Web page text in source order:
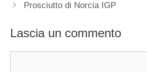
Prosciutto di Norcia IGP
Lascia un commento